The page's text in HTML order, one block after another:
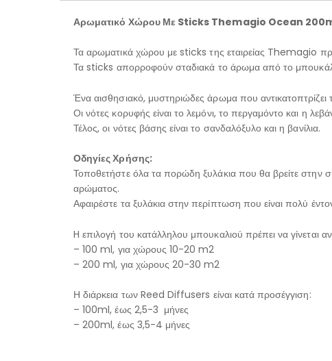
Αρωματικό Χώρου Με Sticks Themagio Ocean
Τα αρωματικά χώρου με sticks της εταιρείας Themagio
Τα sticks απορροφούν σταδιακά το άρωμα από το
Ένα αισθησιακό, μυστηριώδες άρωμα που
Οι νότες κορυφής είναι το λεμόνι, το περγαμόντο και η
Τέλος, οι νότες βάσης είναι το σανδαλόξυλο και η βανίλια.
Οδηγίες Χρήσης:
Τοποθετήστε όλα τα πορώδη ξυλάκια που θα βρείτε στην
αρώματος.
Αφαιρέστε τα ξυλάκια στην περίπτωση που είναι πολύ
H επιλογή του κατάλληλου μπουκαλιού πρέπει να
– 100 ml, για χώρους 10-20 m2
– 200 ml, για χώρους 20-30 m2
Η διάρκεια των Reed Diffusers είναι κατά προσέγγιση:
– 100ml, έως 2,5-3 μήνες
– 200ml, έως 3,5-4 μήνες